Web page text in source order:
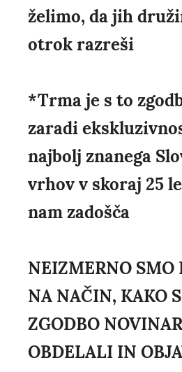
želimo, da jih
otrok razreši
*Trma je s to
zaradi
najbolj znanega
vrhov v skoraj 25
nam zadošča
NEIZMERNO SMO
NA NAČIN, KAKO
ZGODBO
OBDELALI IN